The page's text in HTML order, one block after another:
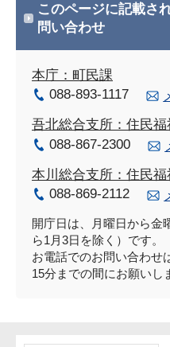
このページに記載さ
問い合わせ
本庁：町民課
088-893-1117
吾北総合支所：住民福
088-867-2300
本川総合支所：住民福
088-869-2112
開庁日は、月曜日から金
ら1月3日を除く）です。
お電話でのお問い合わせ
15分までの間にお願いし